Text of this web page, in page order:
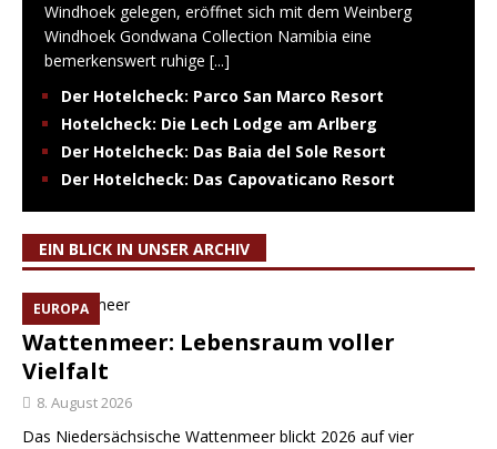
Windhoek gelegen, eröffnet sich mit dem Weinberg
Windhoek Gondwana Collection Namibia eine
bemerkenswert ruhige [...]
Der Hotelcheck: Parco San Marco Resort
Hotelcheck: Die Lech Lodge am Arlberg
Der Hotelcheck: Das Baia del Sole Resort
Der Hotelcheck: Das Capovaticano Resort
EIN BLICK IN UNSER ARCHIV
EUROPA
Wattenmeer: Lebensraum voller
Vielfalt
8. August 2026
Das Niedersächsische Wattenmeer blickt 2026 auf vier